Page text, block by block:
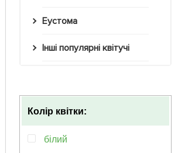
Еустома
Інші популярні квітучі
Колір квітки:
білий